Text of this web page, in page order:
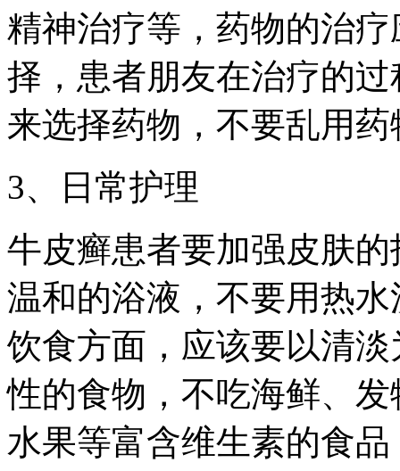
精神治疗等，药物的治
择，患者朋友在治疗的
来选择药物，不要乱用药
3、日常护理
牛皮癣患者要加强皮肤
温和的浴液，不要用热
饮食方面，应该要以清
性的食物，不吃海鲜、
水果等富含维生素的食